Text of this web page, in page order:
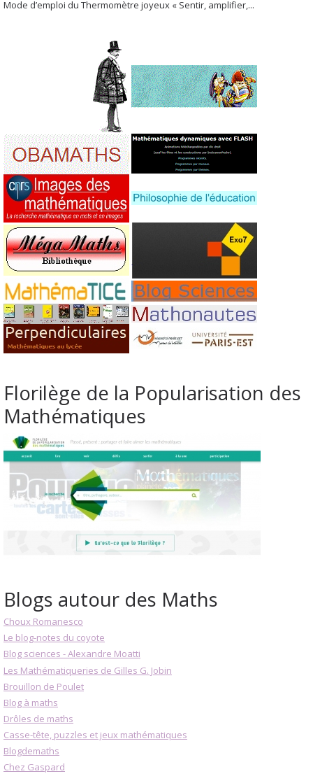
Mode d’emploi du Thermomètre joyeux « Sentir, amplifier,...
Florilège de la Popularisation des
Mathématiques
Blogs autour des Maths
Choux Romanesco
Le blog-notes du coyote
Blog sciences - Alexandre Moatti
Les Mathématiqueries de Gilles G. Jobin
Brouillon de Poulet
Blog à maths
Drôles de maths
Casse-tête, puzzles et jeux mathématiques
Blogdemaths
Chez Gaspard